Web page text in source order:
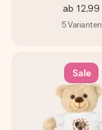
ab 12,99
5Varianten
Sale